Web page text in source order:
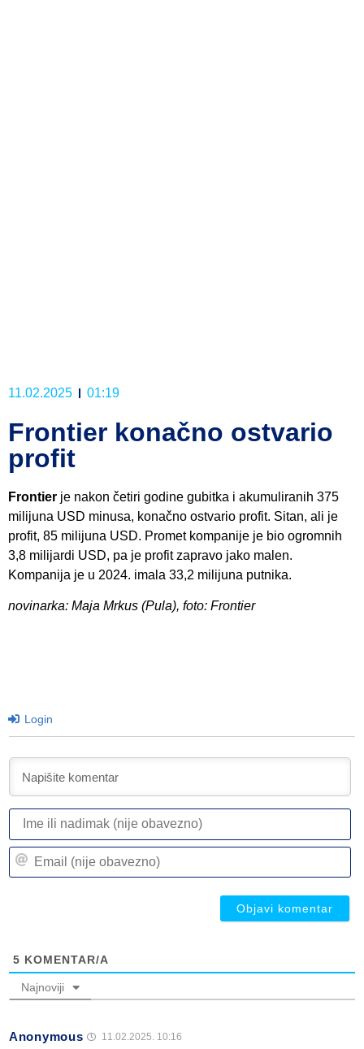
11.02.2025 01:19
Frontier konačno ostvario
profit
Frontier je nakon četiri godine gubitka i akumuliranih 375
milijuna USD minusa, konačno ostvario profit. Sitan, ali je
profit, 85 milijuna USD. Promet kompanije je bio ogromnih
3,8 milijardi USD, pa je profit zapravo jako malen.
Kompanija je u 2024. imala 33,2 milijuna putnika.
novinarka: Maja Mrkus (Pula), foto: Frontier
Login
5 KOMENTAR/A
Najnoviji
Anonymous 11.02.2025. 10:16